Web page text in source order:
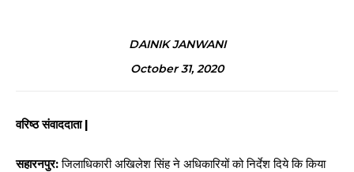
DAINIK JANWANI
October 31, 2020
वरिष्ठ संवाददाता |
सहारनपुर:जिलाधिकारी अखिलेश सिंह ने अधिकारियों को निर्देश दिये कि किया